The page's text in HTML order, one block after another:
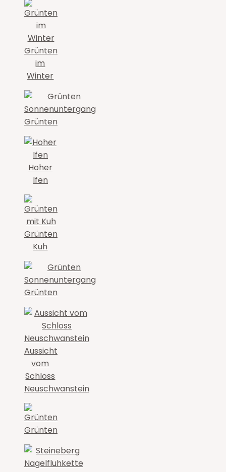
Grünten
im
Winter
Grünten
Hoher
Ifen
Grünten
Kuh
Grünten
Aussicht
vom
Schloss
Neuschwanstein
Grünten